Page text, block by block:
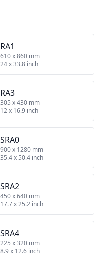
RA1
610 x 860 mm
24 x 33.8 inch
RA3
305 x 430 mm
12 x 16.9 inch
SRA0
900 x 1280 mm
35.4 x 50.4 inch
SRA2
450 x 640 mm
17.7 x 25.2 inch
SRA4
225 x 320 mm
8.9 x 12.6 inch